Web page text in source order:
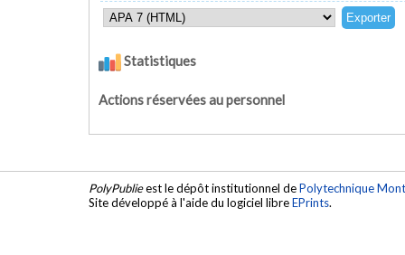
Statistiques
Actions réservées au personnel
PolyPublieest le dépôt institutionnel dePolytechnique
Site développé à l'aide du logiciel libreEPrints.